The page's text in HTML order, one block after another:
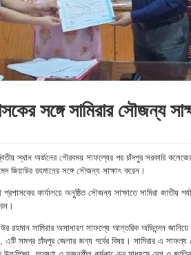
সঙ্গে সামিরার সৌজন্য
স্থান অর্জনের গৌরবময় সাফল্যের পর চাঁদপুর সরকারি কলেজের
জিয়াউর রহমানের সঙ্গে সৌজন্য সাক্ষাৎ করেন।
কার্যালয়ে অনুষ্ঠিত সৌজন্য সাক্ষাতে সামিরা জাতীয়
সামিরার অসাধারণ সাফল্যে আন্তরিক অভিনন্দন
সমগ্র চাঁদপুর জেলার জন্য গর্বের বিষয়। সামিরার এ সাফল্য